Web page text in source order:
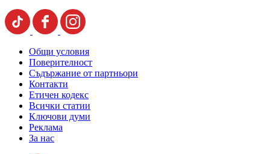
Общи условия
Поверителност
Съдържание от партньори
Контакти
Етичен кодекс
Всички статии
Ключови думи
Реклама
За нас